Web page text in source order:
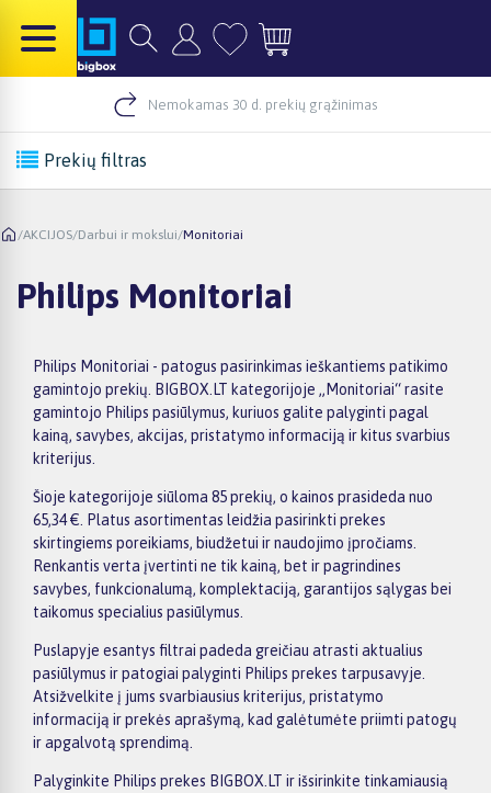
Nemokamas 30 d. prekių grąžinimas
Prekių filtras
/AKCIJOS/Darbui ir mokslui/Monitoriai
Philips Monitoriai
Philips Monitoriai - patogus pasirinkimas ieškantiems patikimo
gamintojo prekių. BIGBOX.LT kategorijoje „Monitoriai“ rasite
gamintojo Philips pasiūlymus, kuriuos galite palyginti pagal
kainą, savybes, akcijas, pristatymo informaciją ir kitus svarbius
kriterijus.
Šioje kategorijoje siūloma 85 prekių, o kainos prasideda nuo
65,34 €. Platus asortimentas leidžia pasirinkti prekes
skirtingiems poreikiams, biudžetui ir naudojimo įpročiams.
Renkantis verta įvertinti ne tik kainą, bet ir pagrindines
savybes, funkcionalumą, komplektaciją, garantijos sąlygas bei
taikomus specialius pasiūlymus.
Puslapyje esantys filtrai padeda greičiau atrasti aktualius
pasiūlymus ir patogiai palyginti Philips prekes tarpusavyje.
Atsižvelkite į jums svarbiausius kriterijus, pristatymo
informaciją ir prekės aprašymą, kad galėtumėte priimti patogų
ir apgalvotą sprendimą.
Palyginkite Philips prekes BIGBOX.LT ir išsirinkite tinkamiausią